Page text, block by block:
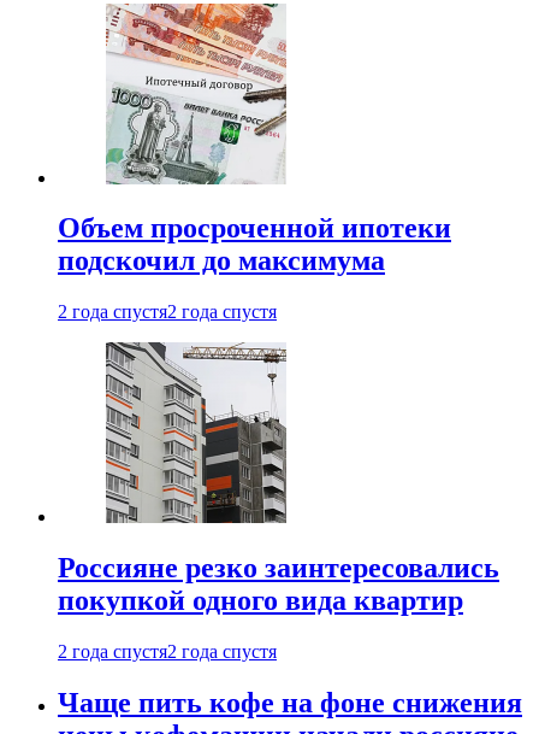
Объем просроченной ипотеки
подскочил до максимума
2 года спустя2 года спустя
Россияне резко заинтересовались
покупкой одного вида квартир
2 года спустя2 года спустя
Чаще пить кофе на фоне снижения